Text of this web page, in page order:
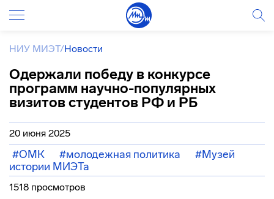
НИУ МИЭТ/Новости
Одержали победу в конкурсе
программ научно-популярных
визитов студентов РФ и РБ
20 июня 2025
#ОМК #молодежная политика
#Музей
истории МИЭТа
1518 просмотров